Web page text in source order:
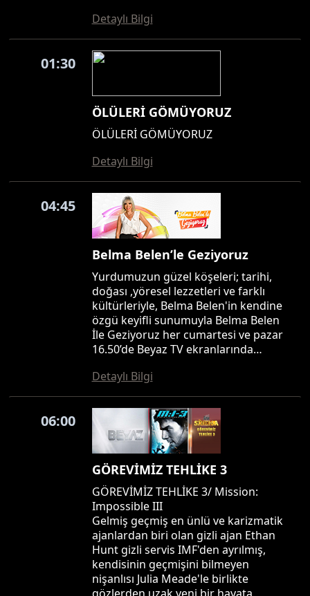
Detaylı Bilgi
01:30
ÖLÜLERİ GÖMÜYORUZ
ÖLÜLERİ GÖMÜYORUZ
Detaylı Bilgi
04:45
Belma Belen’le Geziyoruz
Yurdumuzun güzel köşeleri; tarihi,
doğası ,yöresel lezzetleri ve farklı
kültürleriyle, Belma Belen'in kendine
özgü keyifli sunumuyla Belma Belen
İle Geziyoruz her cumartesi ve pazar
16.50’de Beyaz TV ekranlarında…
Detaylı Bilgi
06:00
GÖREVİMİZ TEHLİKE 3
GÖREVİMİZ TEHLİKE 3/ Mission:
Impossible III
Gelmiş geçmiş en ünlü ve karizmatik
ajanlardan biri olan gizli ajan Ethan
Hunt gizli servis IMF'den ayrılmış,
kendisinin geçmişini bilmeyen
nişanlısı Julia Meade'le birlikte